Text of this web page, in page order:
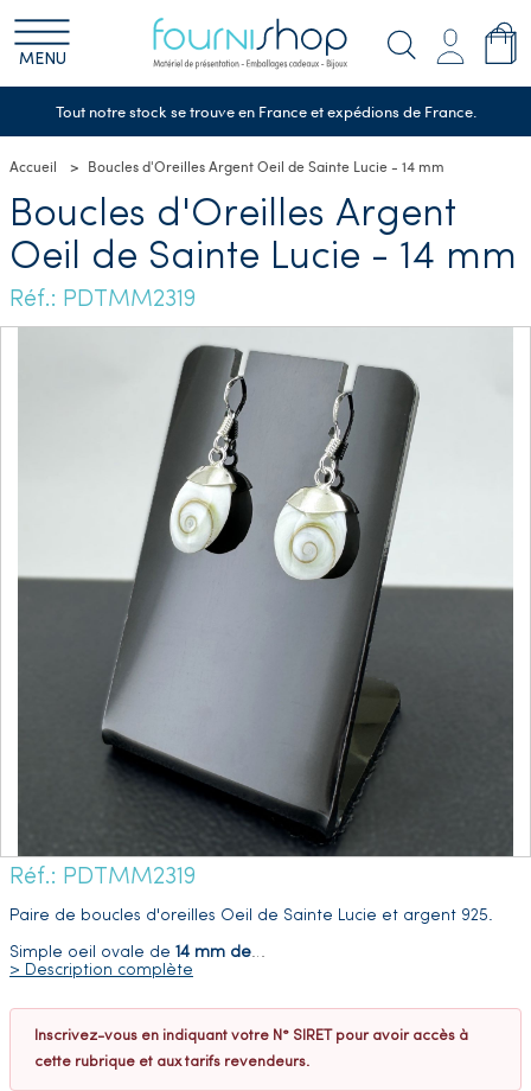
MENU
Tout notre stock se trouve en France et expédions de France.
Accueil Boucles d'Oreilles Argent Oeil de Sainte Lucie - 14 mm
Boucles d'Oreilles Argent
Oeil de Sainte Lucie - 14 mm
Réf.: PDTMM2319
Réf.: PDTMM2319
Paire de boucles d'oreilles Oeil de Sainte Lucie et argent 925.
Simple oeil ovale de 14 mm de…
> Description complète
Inscrivez-vous en indiquant votre N° SIRET pour avoir accès à
cette rubrique et aux tarifs revendeurs.